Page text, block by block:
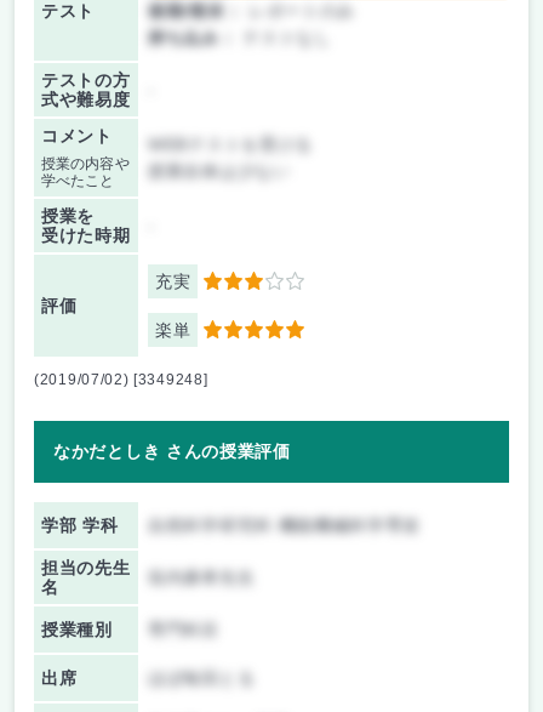
テスト
後期/期末：
持ち込み：
テストの方
式や難易度
コメント
授業の内容や
学べたこと
授業を
受けた時期
評価
充実 3
楽単 5
(2019/07/02) [3349248]
なかだとしき さんの授業評価
学部 学科 自然科学研究科 機能機械科学専攻
担当の先生
名
授業種別
出席 ほぼ毎回とる